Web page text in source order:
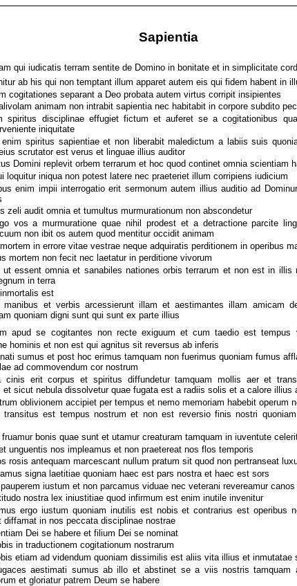
Sapientia
qui iudicatis terram sentite de Domino in bonitate et in simplicitate
ab his qui non temptant illum apparet autem eis qui fidem habent in
cogitationes separant a Deo probata autem virtus corripit insipientes
animam non intrabit sapientia nec habitabit in corpore subdito
spiritus disciplinae effugiet fictum et auferet se a cogitationibus
iniquitate
spiritus sapientiae et non liberabit maledictum a labiis suis
scrutator est verus et linguae illius auditor
Domini replevit orbem terrarum et hoc quod continet omnia scientiam
loquitur iniqua non potest latere nec praeteriet illum corripiens iudicium
enim impii interrogatio erit sermonum autem illius auditio ad
zeli audit omnia et tumultus murmurationum non abscondetur
vos a murmuratione quae nihil prodest et a detractione parcite
non ibit os autem quod mentitur occidit animam
in errore vitae vestrae neque adquiratis perditionem in operibus
mortem non fecit nec laetatur in perditione vivorum
essent omnia et sanabiles nationes orbis terrarum et non est in illis
in terra
est
manibus et verbis arcessierunt illam et aestimantes illam amicam
quoniam digni sunt qui sunt ex parte illius
apud se cogitantes non recte exiguum et cum taedio est
hominis et non est qui agnitus sit reversus ab inferis
sumus et post hoc erimus tamquam non fuerimus quoniam fumus
ad commovendum cor nostrum
cinis erit corpus et spiritus diffundetur tamquam mollis aer et
et sicut nebula dissolvetur quae fugata est a radiis solis et a calore illius
oblivionem accipiet per tempus et nemo memoriam habebit operum
transitus est tempus nostrum et non est reversio finis nostri
bonis quae sunt et utamur creaturam tamquam in iuventute
unguentis nos impleamus et non praetereat nos flos temporis
rosis antequam marcescant nullum pratum sit quod non pertranseat
signa laetitiae quoniam haec est pars nostra et haec est sors
iustum et non parcamus viduae nec veterani revereamur
nostra lex iniustitiae quod infirmum est enim inutile invenitur
ergo iustum quoniam inutilis est nobis et contrarius est operibus
diffamat in nos peccata disciplinae nostrae
Dei se habere et filium Dei se nominat
in traductionem cogitationum nostrarum
etiam ad videndum quoniam dissimilis est aliis vita illius et inmutatae
aestimati sumus ab illo et abstinet se a viis nostris tamquam
et gloriatur patrem Deum se habere